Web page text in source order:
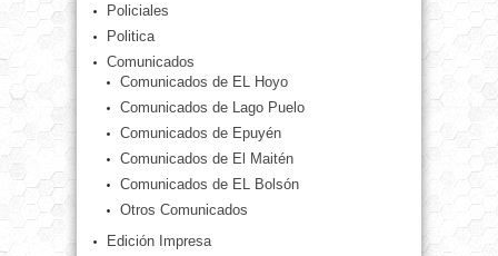
Policiales
Politica
Comunicados
Comunicados de EL Hoyo
Comunicados de Lago Puelo
Comunicados de Epuyén
Comunicados de El Maitén
Comunicados de EL Bolsón
Otros Comunicados
Edición Impresa